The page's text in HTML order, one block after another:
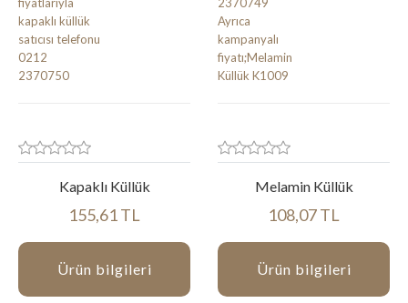
Kapaklı Küllük
155,61 TL
Ürün bilgileri
Melamin Küllük
108,07 TL
Ürün bilgileri